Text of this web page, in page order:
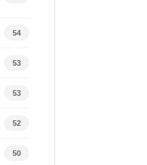
54
53
53
52
50